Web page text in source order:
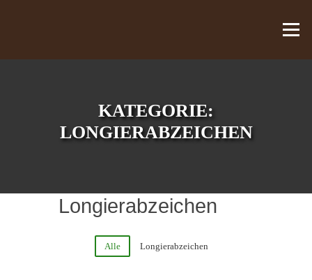
Menü
KATEGORIE:
LONGIERABZEICHEN
Longierabzeichen
Alle Longierabzeichen